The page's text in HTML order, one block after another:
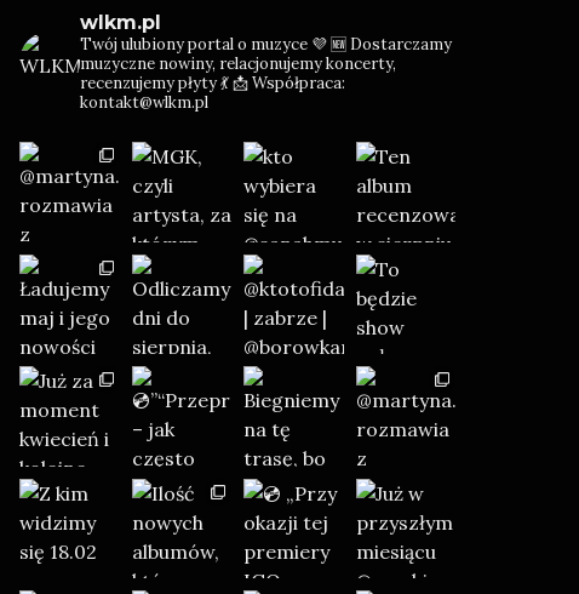
wlkm.pl
Twój ulubiony portal o muzyce 💜 🆕 Dostarczamy
muzyczne nowiny, relacjonujemy koncerty,
recenzujemy płyty 💃📩 Współpraca:
kontakt@wlkm.pl